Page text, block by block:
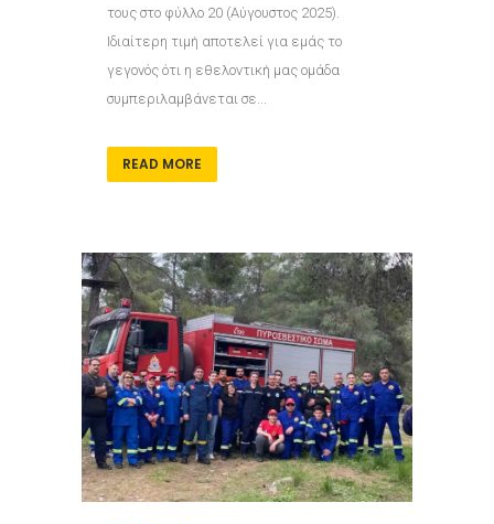
τους στο φύλλο 20 (Αύγουστος 2025).
Ιδιαίτερη τιμή αποτελεί για εμάς το
γεγονός ότι η εθελοντική μας ομάδα
συμπεριλαμβάνεται σε...
READ MORE